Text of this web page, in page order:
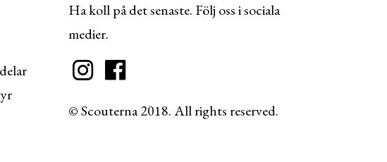
Ha koll på det senaste. Följ oss i sociala
medier.
© Scouterna 2018. All rights reserved.